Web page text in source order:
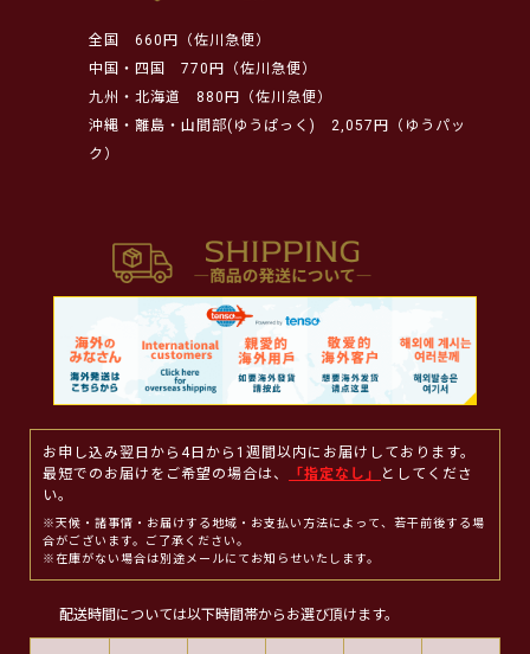
全国
660円（佐川急便）
中国・四国
770円（佐川急便）
九州・北海道
880円（佐川急便）
沖縄・離島・山間部(ゆうぱっく)
2,057円（ゆうパッ
ク）
お申し込み翌日から4日から1週間以内にお届けしております。
最短でのお届けをご希望の場合は、
「指定なし」
としてくださ
い。
※天候・諸事情・お届けする地域・お支払い方法によって、若干前後する場
合がございます。ご了承ください。
※在庫がない場合は別途メールにてお知らせいたします。
配送時間については以下時間帯からお選び頂けます。